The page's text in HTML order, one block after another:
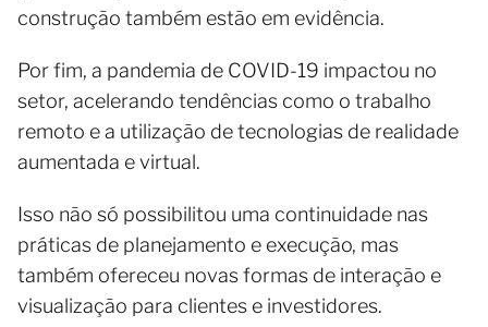
construção também estão em evidência.
Por fim, a pandemia de COVID-19 impactou no
setor, acelerando tendências como o trabalho
remoto e a utilização de tecnologias de realidade
aumentada e virtual.
Isso não só possibilitou uma continuidade nas
práticas de planejamento e execução, mas
também ofereceu novas formas de interação e
visualização para clientes e investidores.